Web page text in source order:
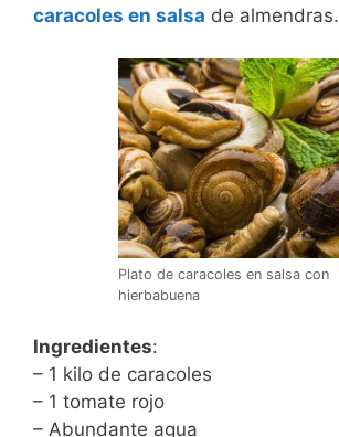
caracoles en salsa de almendras.
Plato de caracoles en salsa con
hierbabuena
Ingredientes:
– 1 kilo de caracoles
– 1 tomate rojo
– Abundante agua